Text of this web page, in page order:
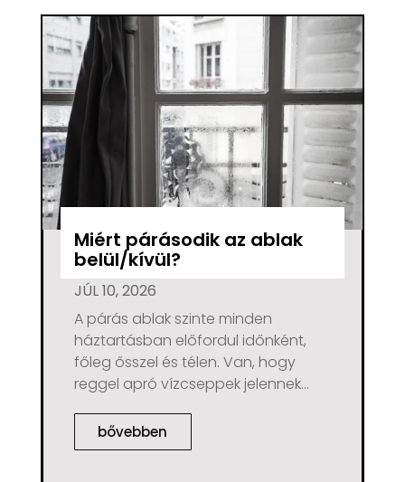
Miért párásodik az ablak
belül/kívül?
JÚL 10, 2026
A párás ablak szinte minden
háztartásban előfordul időnként,
főleg ősszel és télen. Van, hogy
reggel apró vízcseppek jelennek...
bővebben